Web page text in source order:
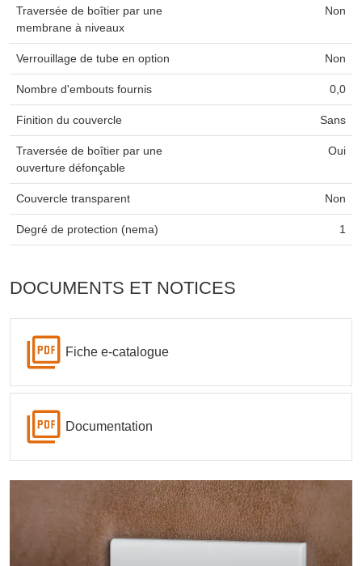
Traversée de boîtier par une
membrane à niveaux
Non
Verrouillage de tube en option Non
Nombre d'embouts fournis 0,0
Finition du couvercle Sans
Traversée de boîtier par une
ouverture défonçable
Oui
Couvercle transparent Non
Degré de protection (nema) 1
DOCUMENTS ET NOTICES
Fiche e-catalogue
Documentation